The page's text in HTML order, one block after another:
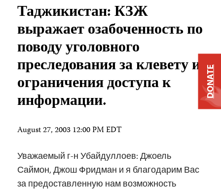
Таджикистан: КЗЖ
выражает озабоченность по
поводу уголовного
преследования за клевету и
ограничения доступа к
информации.
August 27, 2003 12:00 PM EDT
Уважаемый г-н Убайдуллоев: Джоель
Саймон, Джош Фридман и я благодарим Вас
за предоставленную нам возможность
DONATE